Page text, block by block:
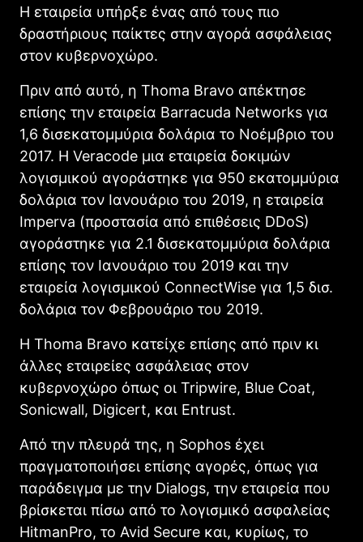
Η εταιρεία υπήρξε ένας από τους πιο
δραστήριους παίκτες στην αγορά ασφάλειας
στον κυβερνοχώρο.
Πριν από αυτό, η Thoma Bravo απέκτησε
επίσης την εταιρεία Barracuda Networks για
1,6 δισεκατομμύρια δολάρια το Νοέμβριο του
2017. Η Veracode μια εταιρεία δοκιμών
λογισμικού αγοράστηκε για 950 εκατομμύρια
δολάρια τον Ιανουάριο του 2019, η εταιρεία
Imperva (προστασία από επιθέσεις DDoS)
αγοράστηκε για 2.1 δισεκατομμύρια δολάρια
επίσης τον Ιανουάριο του 2019 και την
εταιρεία λογισμικού ConnectWise για 1,5 δισ.
δολάρια τον Φεβρουάριο του 2019.
Η Thoma Bravo κατείχε επίσης από πριν κι
άλλες εταιρείες ασφάλειας στον
κυβερνοχώρο όπως οι Tripwire, Blue Coat,
Sonicwall, Digicert, και Entrust.
Από την πλευρά της, η Sophos έχει
πραγματοποιήσει επίσης αγορές, όπως για
παράδειγμα με την Dialogs, την εταιρεία που
βρίσκεται πίσω από το λογισμικό ασφαλείας
HitmanPro, το Avid Secure και, κυρίως, το